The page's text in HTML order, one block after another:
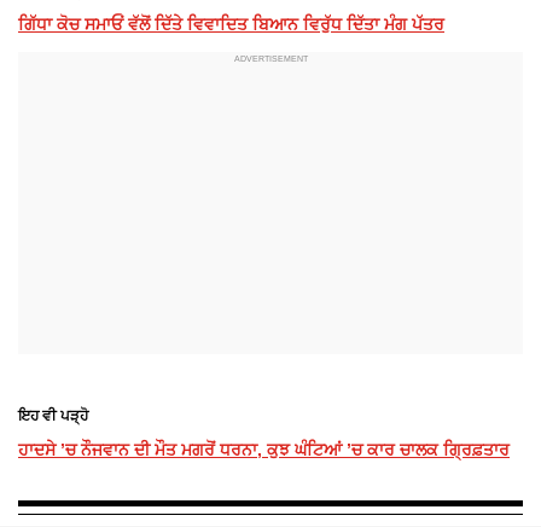
ਗਿੱਧਾ ਕੋਚ ਸਮਾਓਂ ਵੱਲੋਂ ਦਿੱਤੇ ਵਿਵਾਦਿਤ ਬਿਆਨ ਵਿਰੁੱਧ ਦਿੱਤਾ ਮੰਗ ਪੱਤਰ
ਇਹ ਵੀ ਪੜ੍ਹੋ
ਹਾਦਸੇ ’ਚ ਨੌਜਵਾਨ ਦੀ ਮੌਤ ਮਗਰੋਂ ਧਰਨਾ, ਕੁਝ ਘੰਟਿਆਂ ’ਚ ਕਾਰ ਚਾਲਕ ਗ੍ਰਿਫ਼ਤਾਰ